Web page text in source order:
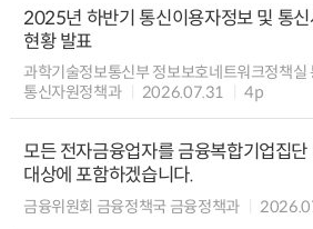
2025년 하반기 통신이용자정보 및 통
현황 발표
과학기술정보통신부 정보보호네트워크정책실
통신자원정책과
2026.07.31 4p
모든 전자금융업자를 금융복합기업집단
대상에 포함하겠습니다.
금융위원회 금융정책국 금융정책과